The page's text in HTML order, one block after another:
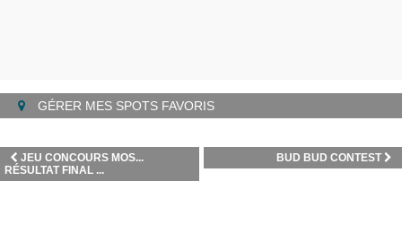
GÉRER MES SPOTS FAVORIS
BUD BUD CONTEST
JEU CONCOURS MOS...
RÉSULTAT FINAL ...